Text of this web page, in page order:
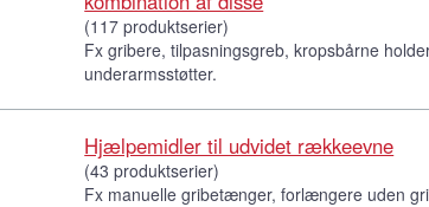
(117 produktserier)
Fx gribere, tilpasningsgreb, kropsbårne
underarmsstøtter.
Hjælpemidler til udvidet rækkeevne
(43 produktserier)
Fx manuelle gribetænger, forlængere uden